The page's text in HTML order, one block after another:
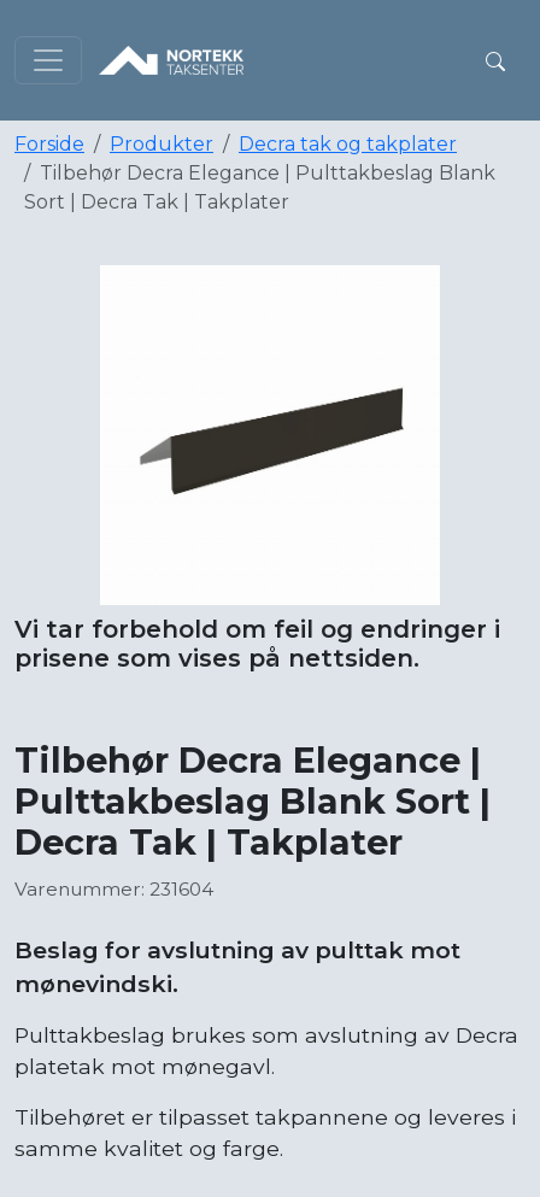
Forside Produkter
Decra tak og takplater
Tilbehør Decra Elegance | Pulttakbeslag Blank
Sort | Decra Tak | Takplater
Vi tar forbehold om feil og endringer i
prisene som vises på nettsiden.
Tilbehør Decra Elegance |
Pulttakbeslag Blank Sort |
Decra Tak | Takplater
Varenummer: 231604
Beslag for avslutning av pulttak mot
mønevindski.
Pulttakbeslag brukes som avslutning av Decra
platetak mot mønegavl.
Tilbehøret er tilpasset takpannene og leveres i
samme kvalitet og farge.